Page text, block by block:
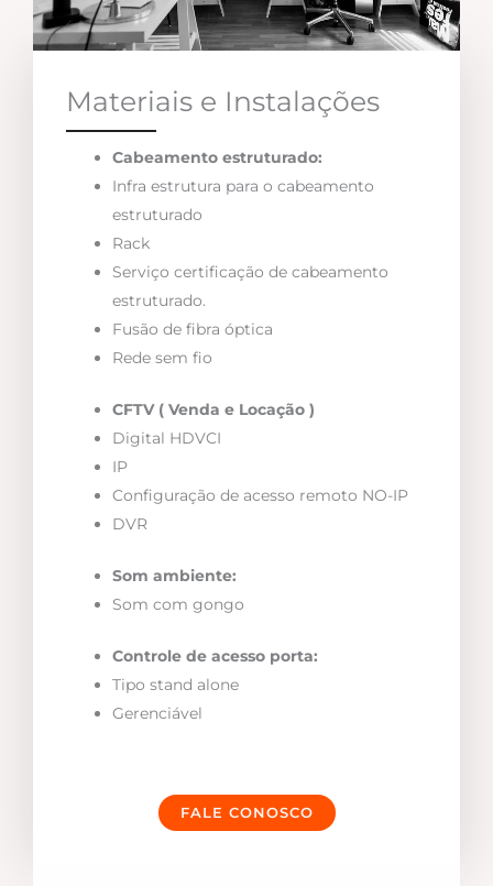
Materiais e Instalações
Cabeamento estruturado:
Infra estrutura para o cabeamento
estruturado
Rack
Serviço certificação de cabeamento
estruturado.
Fusão de fibra óptica
Rede sem fio
CFTV ( Venda e Locação )
Digital HDVCI
IP
Configuração de acesso remoto NO-IP
DVR
Som ambiente:
Som com gongo
Controle de acesso porta:
Tipo stand alone
Gerenciável
FALE CONOSCO